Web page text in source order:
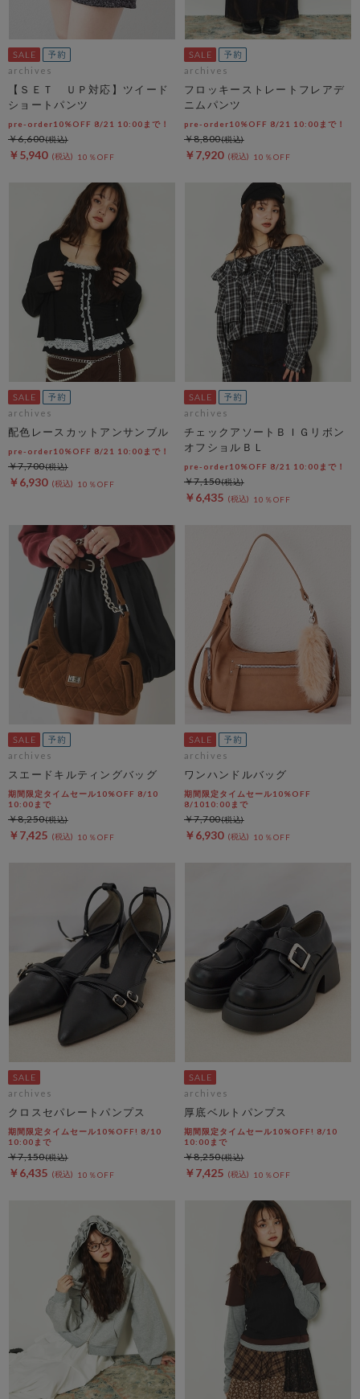
archives
【ＳＥＴ ＵＰ対応】ツイード
ショートパンツ
pre-order10%OFF 8/21 10:00まで！
￥5,940 10％OFF
￥6,600
archives
フロッキーストレートフレアデ
ニムパンツ
pre-order10%OFF 8/21 10:00まで！
￥7,920 10％OFF
￥8,800
archives
配色レースカットアンサンブル
pre-order10%OFF 8/21 10:00まで！
￥6,930 10％OFF
￥7,700
archives
チェックアソートＢＩＧリボン
オフショルＢＬ
pre-order10%OFF 8/21 10:00まで！
￥6,435 10％OFF
￥7,150
archives
スエードキルティングバッグ
期間限定タイムセール10%OFF 8/10
10:00まで
￥7,425 10％OFF
￥8,250
archives
ワンハンドルバッグ
期間限定タイムセール10%OFF
8/1010:00まで
￥6,930 10％OFF
￥7,700
archives
クロスセパレートパンプス
期間限定タイムセール10%OFF! 8/10
10:00まで
￥6,435 10％OFF
￥7,150
archives
厚底ベルトパンプス
期間限定タイムセール10%OFF! 8/10
10:00まで
￥7,425 10％OFF
￥8,250